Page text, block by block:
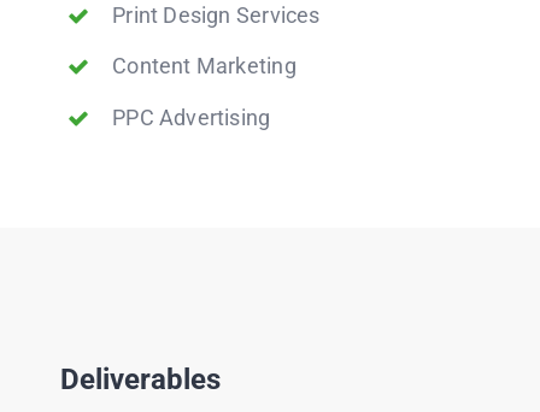
Print Design Services
Content Marketing
PPC Advertising
Deliverables